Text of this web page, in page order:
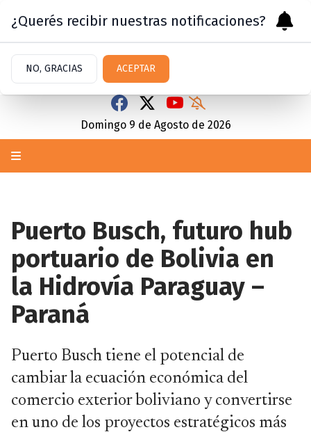
Domingo 9 de Agosto de 2026
Puerto Busch, futuro hub
portuario de Bolivia en
la Hidrovía Paraguay –
Paraná
Puerto Busch tiene el potencial de
cambiar la ecuación económica del
comercio exterior boliviano y convertirse
en uno de los proyectos estratégicos más
¿Querés recibir nuestras notificaciones?
NO, GRACIAS ACEPTAR